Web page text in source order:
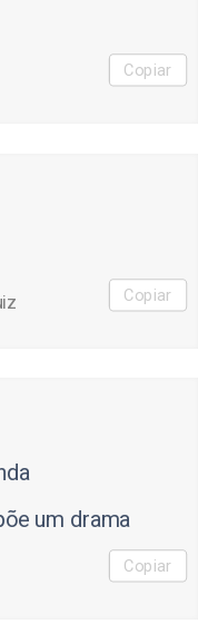
Copiar
Copiar
um drama
Copiar